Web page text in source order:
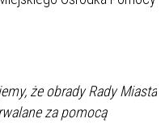
że obrady Rady Miasta
za pomocą